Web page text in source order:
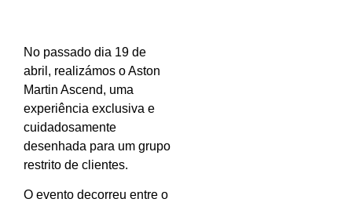
No passado dia 19 de
abril, realizámos o Aston
Martin Ascend, uma
experiência exclusiva e
cuidadosamente
desenhada para um grupo
restrito de clientes.
O evento decorreu entre o